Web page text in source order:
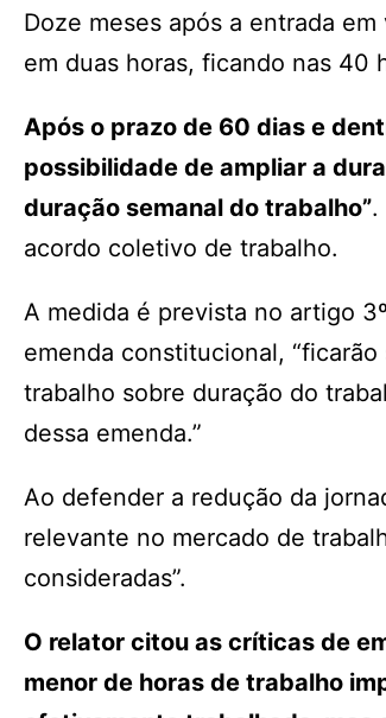
Doze meses após a entrada
em duas horas, ficando nas 40
Após o prazo de 60 dias e
possibilidade de ampliar a
duração semanal do trabalho”.
acordo coletivo de trabalho.
A medida é prevista no artigo
emenda constitucional,
trabalho sobre duração do
dessa emenda.”
Ao defender a redução da
relevante no mercado de
consideradas”.
O relator citou as críticas de
menor de horas de trabalho